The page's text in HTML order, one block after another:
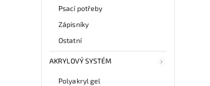
Psací potřeby
Zápisníky
Ostatní
AKRYLOVÝ SYSTÉM
Polyakryl gel